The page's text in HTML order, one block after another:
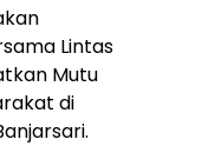
Lintas
Mutu
di